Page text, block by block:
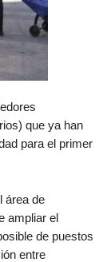
que ya han
para el primer
área de
ampliar el
de puestos
entre